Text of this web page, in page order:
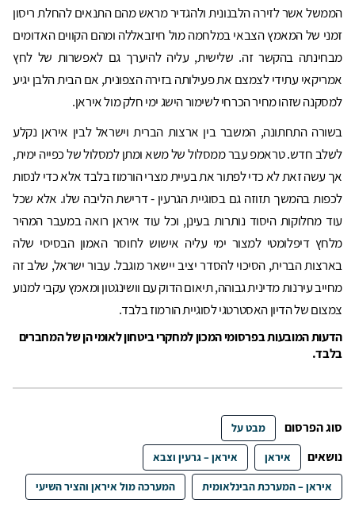
הממשל אשר לזירה הלבנונית ולהגדיר מראש מהם התנאים להחלת ריסון
זמני של המאמץ הצבאי במלחמה מול חיזבאללה ומהם הקווים האדומים
מבחינתה בהקשר זה. שלישית, עליה להיערך גם לאפשרות של לחץ
אמריקאי עתידי לצמצם את פעילותה בזירה הצפונית, אם הבית הלבן יגיע
למסקנה שזהו מחיר הכרחי לשימור הישג ימי חלק מול איראן.
בשורה התחתונה, המשבר בין ארצות הברית וישראל לבין איראן נקלע
לשלב חדש. טראמפ עבר ממסלול של משא ומתן למסלול של כפייה ימית,
אך עשה זאת לא כדי לפתור את בעיית מצרי הורמוז בלבד אלא כדי לנסות
לכפות בהמשך תזוזה גם בסוגיית הגרעין - דרישת הליבה שלו. אלא שכל
עוד מחלוקות היסוד נותרות בעינן, וכל עוד איראן רואה במעבר המהיר
מלחץ דיפלומטי למצור ימי עליה אישוש לחוסר האמון הבסיסי שלה
בארצות הברית, הסיכוי להסדר יציב יישאר מוגבל. עבור ישראל, שלב זה
מחייב עירנות מדינית גבוהה, תיאום הדוק עם וושינגטון ומאמץ עקבי למנוע
צמצום של הדיון האסטרטגי לסוגיית הורמוז בלבד.
הדעות המובעות בפרסומי המכון למחקרי ביטחון לאומי הן של המחברים
בלבד.
סוג הפרסום מבט על
נושאים איראן איראן – גרעין וצבא
איראן – המערכת הבינלאומית המערכה מול איראן והציר השיעי